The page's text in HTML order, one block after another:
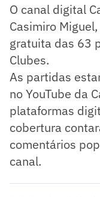
O canal digital
Casimiro
gratuita das 63
Clubes.
As partidas
no YouTube da
plataformas
cobertura
comentários
canal.